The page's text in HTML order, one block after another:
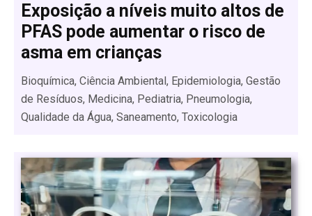
Exposição a níveis muito altos de
PFAS pode aumentar o risco de
asma em crianças
Bioquímica, Ciência Ambiental, Epidemiologia, Gestão
de Resíduos, Medicina, Pediatria, Pneumologia,
Qualidade da Água, Saneamento, Toxicologia